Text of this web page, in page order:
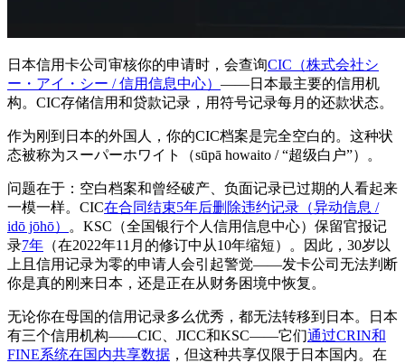
日本信用卡公司审核你的申请时，会查询CIC（株式会社シ
ー・アイ・シー / 信用信息中心） ——日本最主要的信用机
构。CIC存储信用和贷款记录，用符号记录每月的还款状态。
作为刚到日本的外国人，你的CIC档案是完全空白的。这种状
态被称为スーパーホワイト（sūpā howaito / “超级白户”）。
问题在于：空白档案和曾经破产、负面记录已过期的人看起来
一模一样。CIC在合同结束5年后删除违约记录（异动信息 /
idō jōhō）
。KSC（全国银行个人信用信息中心）保留官报记
录7年 （在2022年11月的修订中从10年缩短）。因此，30岁以
上且信用记录为零的申请人会引起警觉——发卡公司无法判断
你是真的刚来日本，还是正在从财务困境中恢复。
无论你在母国的信用记录多么优秀，都无法转移到日本。日本
有三个信用机构——CIC、JICC和KSC——它们通过CRIN和
FINE系统在国内共享数据 ，但这种共享仅限于日本国内。在